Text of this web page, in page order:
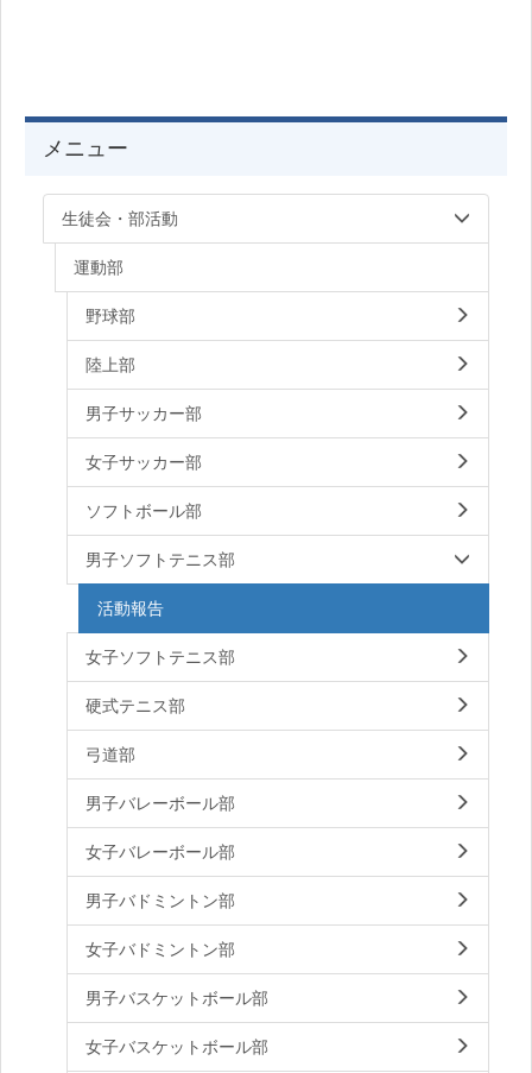
メニュー
生徒会・部活動
運動部
野球部
陸上部
男子サッカー部
女子サッカー部
ソフトボール部
男子ソフトテニス部
活動報告
女子ソフトテニス部
硬式テニス部
弓道部
男子バレーボール部
女子バレーボール部
男子バドミントン部
女子バドミントン部
男子バスケットボール部
女子バスケットボール部